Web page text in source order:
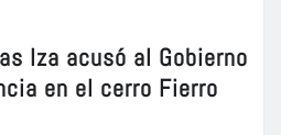
Iza acusó al Gobierno
en el cerro Fierro